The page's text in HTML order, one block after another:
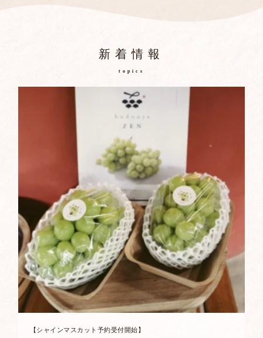
新着情報
topics
【シャインマスカット予約受付開始】